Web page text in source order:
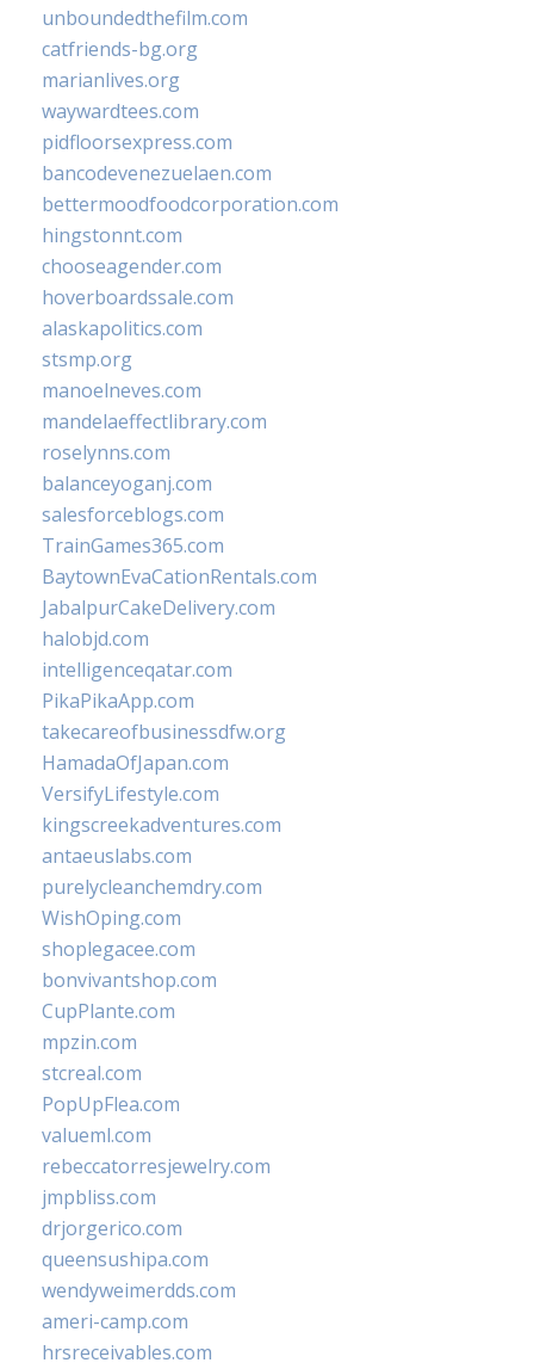
unboundedthefilm.com
catfriends-bg.org
marianlives.org
waywardtees.com
pidfloorsexpress.com
bancodevenezuelaen.com
bettermoodfoodcorporation.com
hingstonnt.com
chooseagender.com
hoverboardssale.com
alaskapolitics.com
stsmp.org
manoelneves.com
mandelaeffectlibrary.com
roselynns.com
balanceyoganj.com
salesforceblogs.com
TrainGames365.com
BaytownEvaCationRentals.com
JabalpurCakeDelivery.com
halobjd.com
intelligenceqatar.com
PikaPikaApp.com
takecareofbusinessdfw.org
HamadaOfJapan.com
VersifyLifestyle.com
kingscreekadventures.com
antaeuslabs.com
purelycleanchemdry.com
WishOping.com
shoplegacee.com
bonvivantshop.com
CupPlante.com
mpzin.com
stcreal.com
PopUpFlea.com
valueml.com
rebeccatorresjewelry.com
jmpbliss.com
drjorgerico.com
queensushipa.com
wendyweimerdds.com
ameri-camp.com
hrsreceivables.com